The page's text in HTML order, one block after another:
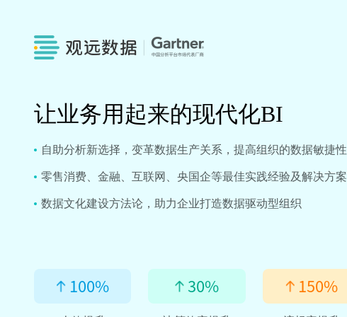
让业务用起来的现代化BI
自助分析新选择，变革数据生产关系，提高组织的数据敏捷性
零售消费、金融、互联网、央国企等最佳实践经验及解决方案
数据文化建设方法论，助力企业打造数据驱动型组织
100% 30% 150%